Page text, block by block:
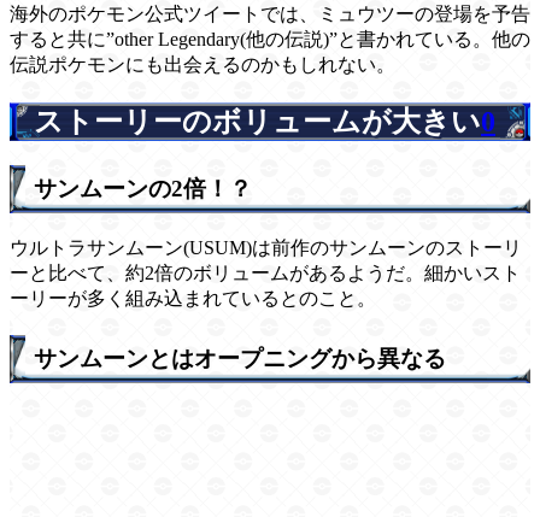
海外のポケモン公式ツイートでは、ミュウツーの登場を予告
すると共に”other Legendary(他の伝説)”と書かれている。他の
伝説ポケモンにも出会えるのかもしれない。
ストーリーのボリュームが大きい0
サンムーンの2倍！？
ウルトラサンムーン(USUM)は前作のサンムーンのストーリ
ーと比べて、約2倍のボリュームがあるようだ。細かいスト
ーリーが多く組み込まれているとのこと。
サンムーンとはオープニングから異なる